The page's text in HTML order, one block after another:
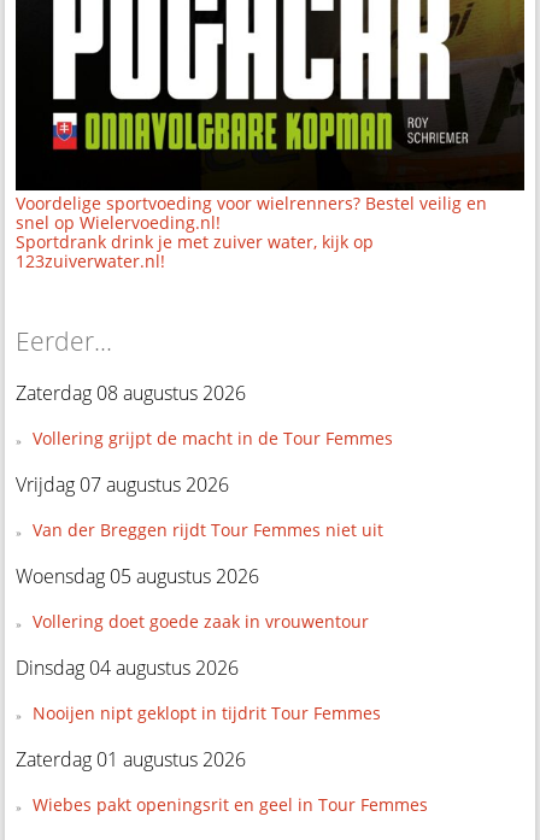
Voordelige sportvoeding voor wielrenners? Bestel veilig en
snel op Wielervoeding.nl!
Sportdrank drink je met zuiver water, kijk op
123zuiverwater.nl!
Eerder...
Zaterdag 08 augustus 2026
Vollering grijpt de macht in de Tour Femmes
Vrijdag 07 augustus 2026
Van der Breggen rijdt Tour Femmes niet uit
Woensdag 05 augustus 2026
Vollering doet goede zaak in vrouwentour
Dinsdag 04 augustus 2026
Nooijen nipt geklopt in tijdrit Tour Femmes
Zaterdag 01 augustus 2026
Wiebes pakt openingsrit en geel in Tour Femmes